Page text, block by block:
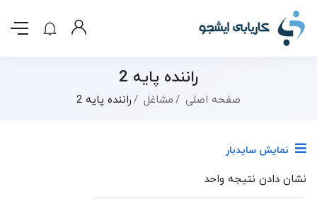
راننده پایه 2
صفحه اصلی مشاغل راننده پایه 2
نمایش سایدبار
نشان دادن نتیجه واحد